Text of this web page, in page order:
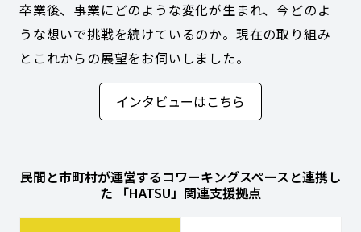
卒業後、事業にどのような変化が生まれ、今どのよ
うな想いで挑戦を続けているのか。現在の取り組み
とこれからの展望をお伺いしました。
インタビューはこちら
民間と市町村が運営するコワーキングスペースと連携し
た 「HATSU」関連支援拠点